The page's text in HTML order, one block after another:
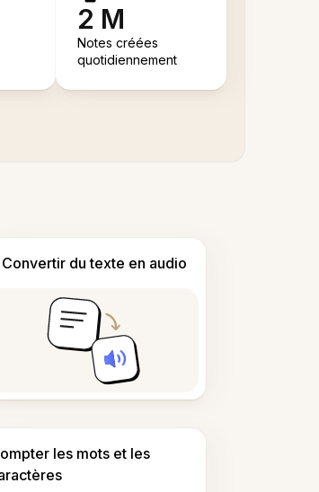
2 M
Notes créées
quotidiennement
Convertir du texte en audio
les mots et les